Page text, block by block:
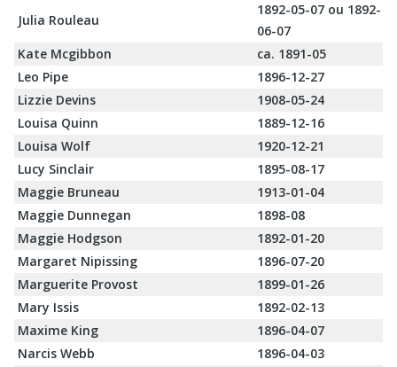
Julia Rouleau
1892-05-07 ou 1892-
06-07
Kate Mcgibbon
ca. 1891-05
Leo Pipe
1896-12-27
Lizzie Devins
1908-05-24
Louisa Quinn
1889-12-16
Louisa Wolf
1920-12-21
Lucy Sinclair
1895-08-17
Maggie Bruneau
1913-01-04
Maggie Dunnegan
1898-08
Maggie Hodgson
1892-01-20
Margaret Nipissing
1896-07-20
Marguerite Provost
1899-01-26
Mary Issis
1892-02-13
Maxime King
1896-04-07
Narcis Webb
1896-04-03